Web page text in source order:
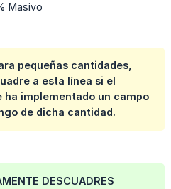
Masivo
pequeñas cantidades,
a esta línea si el
ha implementado un campo
de dicha cantidad.
DESCUADRES